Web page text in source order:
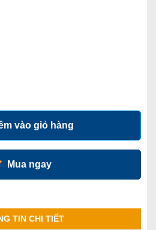
vào giỏ hàng
Mua ngay
TIN CHI TIẾT